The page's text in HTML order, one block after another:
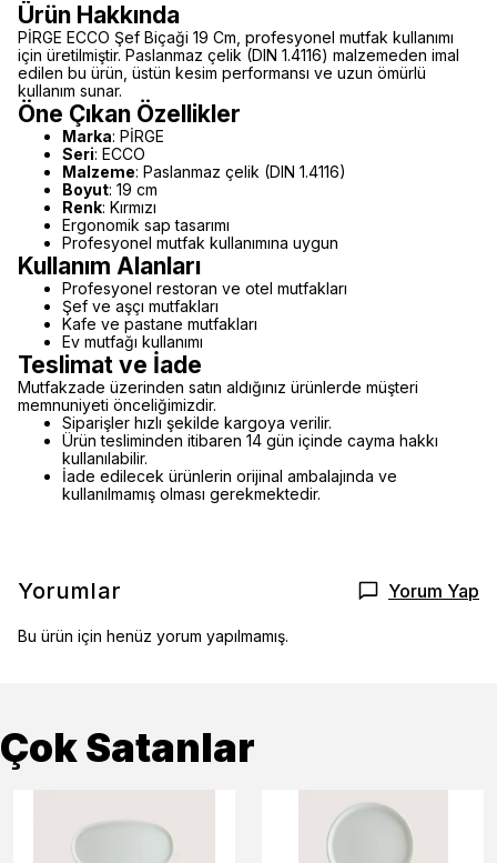
Ürün Hakkında
PİRGE ECCO Şef Biçaği 19 Cm, profesyonel mutfak kullanımı
için üretilmiştir. Paslanmaz çelik (DIN 1.4116) malzemeden imal
edilen bu ürün, üstün kesim performansı ve uzun ömürlü
kullanım sunar.
Öne Çıkan Özellikler
Marka: PİRGE
Seri: ECCO
Malzeme: Paslanmaz çelik (DIN 1.4116)
Boyut: 19 cm
Renk: Kırmızı
Ergonomik sap tasarımı
Profesyonel mutfak kullanımına uygun
Kullanım Alanları
Profesyonel restoran ve otel mutfakları
Şef ve aşçı mutfakları
Kafe ve pastane mutfakları
Ev mutfağı kullanımı
Teslimat ve İade
Mutfakzade üzerinden satın aldığınız ürünlerde müşteri
memnuniyeti önceliğimizdir.
Siparişler hızlı şekilde kargoya verilir.
Ürün tesliminden itibaren 14 gün içinde cayma hakkı
kullanılabilir.
İade edilecek ürünlerin orijinal ambalajında ve
kullanılmamış olması gerekmektedir.
Yorumlar Yorum Yap
Bu ürün için henüz yorum yapılmamış.
Çok Satanlar